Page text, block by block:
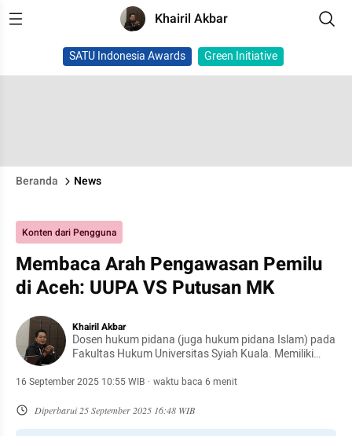
Khairil Akbar
SATU Indonesia Awards Green Initiative
Beranda News
Konten dari Pengguna
Membaca Arah Pengawasan Pemilu
di Aceh: UUPA VS Putusan MK
Khairil Akbar
Dosen hukum pidana (juga hukum pidana Islam) pada
Fakultas Hukum Universitas Syiah Kuala. Memiliki
demokrasi (khususnya Pemilu).
16 September 2025 10:55 WIB · waktu baca 6 menit
Diperbarui25 September 2025 16:48 WIB